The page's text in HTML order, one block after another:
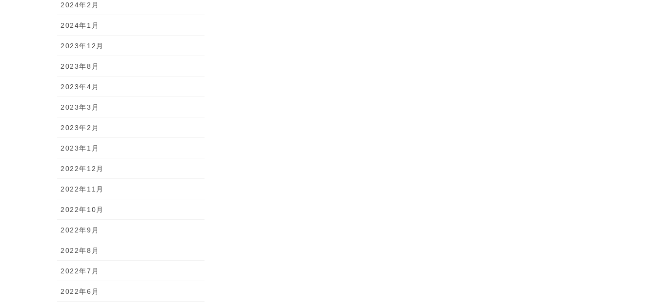
2024年2月
2024年1月
2023年12月
2023年8月
2023年4月
2023年3月
2023年2月
2023年1月
2022年12月
2022年11月
2022年10月
2022年9月
2022年8月
2022年7月
2022年6月